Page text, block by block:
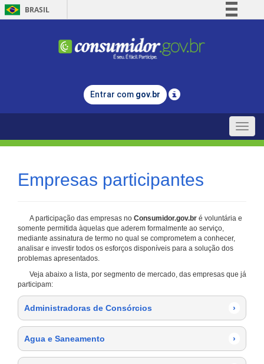
BRASIL
Comunica BR
Legislação
Entrar com gov.br
Toggle
Empresas participantes
A participação das empresas no Consumidor.gov.br é voluntária e
somente permitida àquelas que aderem formalmente ao serviço,
mediante assinatura de termo no qual se comprometem a conhecer,
analisar e investir todos os esforços disponíveis para a solução dos
problemas apresentados.
Veja abaixo a lista, por segmento de mercado, das empresas que já
participam:
Administradoras de Consórcios ›
Agua e Saneamento ›